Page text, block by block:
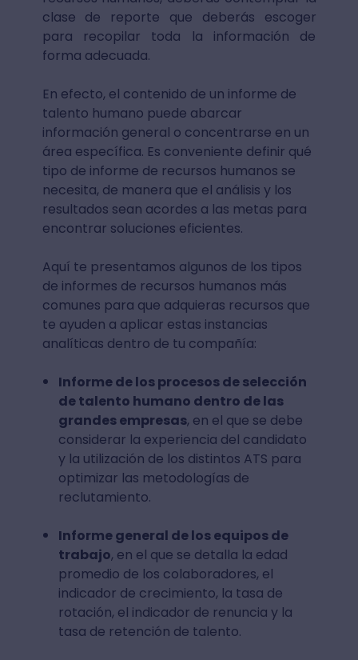
clase de reporte que deberás escoger
para recopilar toda la información de
forma adecuada.
En efecto, el contenido de un informe de
talento humano puede abarcar
información general o concentrarse en un
área específica. Es conveniente definir qué
tipo de informe de recursos humanos se
necesita, de manera que el análisis y los
resultados sean acordes a las metas para
encontrar soluciones eficientes.
Aquí te presentamos algunos de los tipos
de informes de recursos humanos más
comunes para que adquieras recursos que
te ayuden a aplicar estas instancias
analíticas dentro de tu compañía:
Informe de los procesos de selección
de talento humano dentro de las
grandes empresas, en el que se debe
considerar la experiencia del candidato
y la utilización de los distintos ATS para
optimizar las metodologías de
reclutamiento.
Informe general de los equipos de
trabajo, en el que se detalla la edad
promedio de los colaboradores, el
indicador de crecimiento, la tasa de
rotación, el indicador de renuncia y la
tasa de retención de talento.